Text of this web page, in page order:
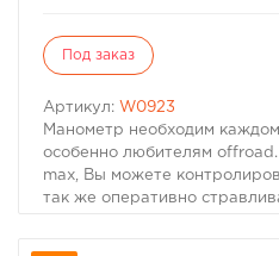
Под заказ
Артикул: W0923
Манометр необходим
особенно любителям
max, Вы можете
так же оперативно